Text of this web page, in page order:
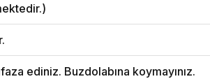
ediniz. Buzdolabına koymayınız.